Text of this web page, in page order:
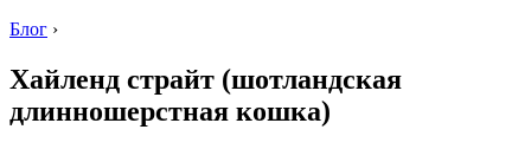
Блог ›
Хайленд страйт (шотландская
длинношерстная кошка)